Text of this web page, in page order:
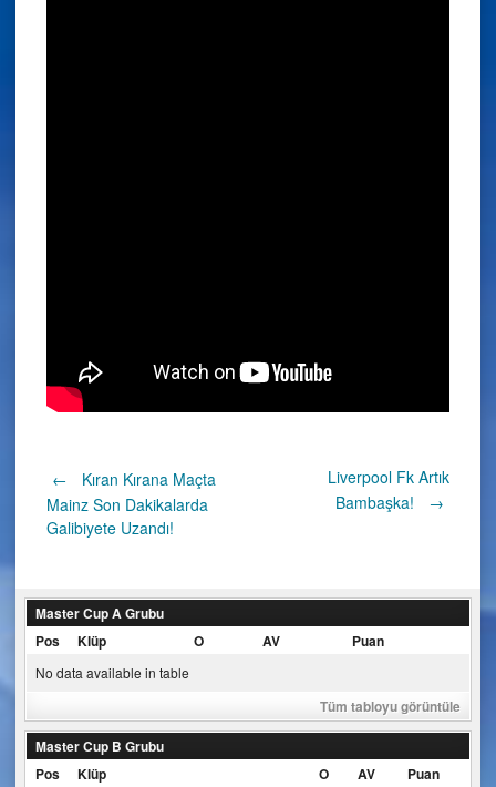
Post
navigation
←
Kıran Kırana Maçta
Mainz Son Dakikalarda
Galibiyete Uzandı!
Liverpool Fk Artık
Bambaşka!
→
Master Cup A Grubu
Pos
Klüp O AV Puan
No data available in table
Tüm tabloyu görüntüle
Master Cup B Grubu
Pos
Klüp O AV Puan